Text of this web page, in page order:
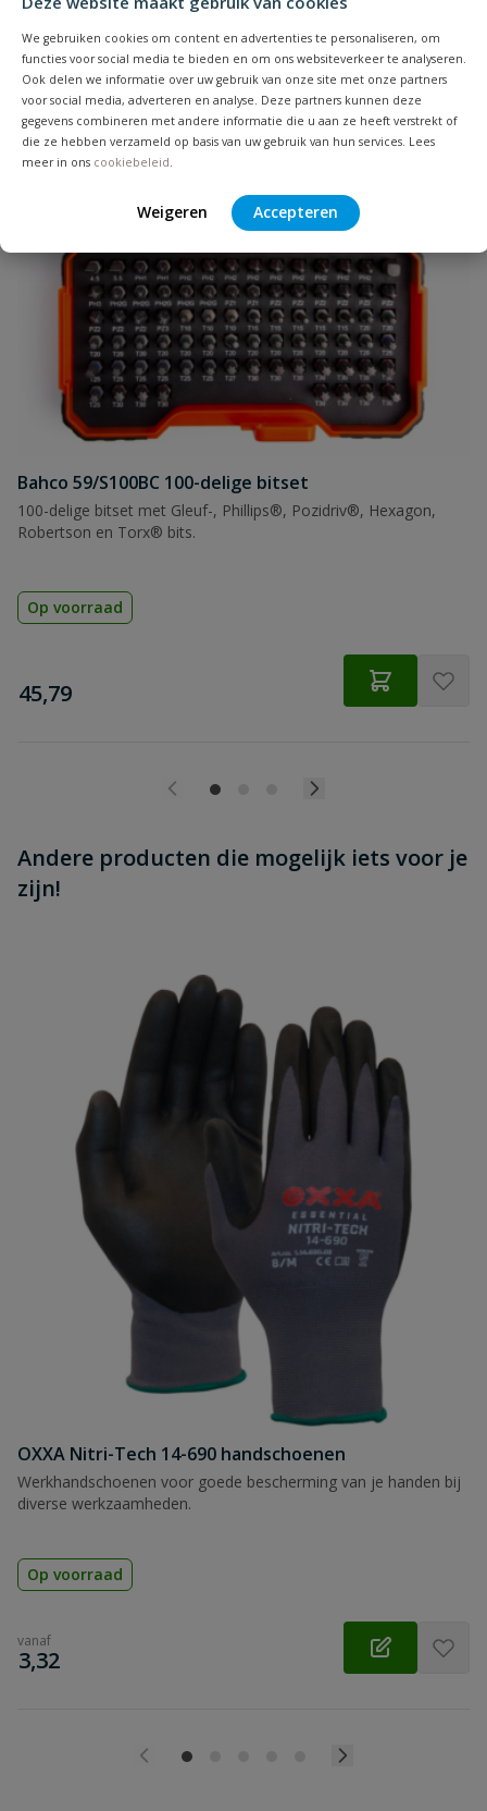
We gebruiken cookies om content en advertenties te personaliseren, om
functies voor social media te bieden en om ons websiteverkeer te analyseren.
Ook delen we informatie over uw gebruik van onze site met onze partners
voor social media, adverteren en analyse. Deze partners kunnen deze
gegevens combineren met andere informatie die u aan ze heeft verstrekt of
die ze hebben verzameld op basis van uw gebruik van hun services. Lees
meer in ons cookiebeleid
Weigeren Accepteren
Stuks
Uw waardering:
Naam
Samenvatting
Beoordeling
Beoordeling versturen
Bahco 59/S100BC 100-delige bitset
100-delige bitset met Gleuf-, Phillips®, Pozidriv®, Hexagon,
Robertson en Torx® bits.
Op voorraad
€
45,79
Andere producten die mogelijk iets voor je
zijn!
OXXA Nitri-Tech 14-690 handschoenen
Werkhandschoenen voor goede bescherming van je handen bij
diverse werkzaamheden.
Op voorraad
vanaf
€
3,32